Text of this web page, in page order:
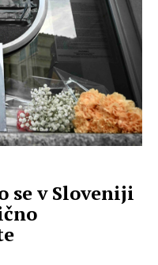
se v Sloveniji